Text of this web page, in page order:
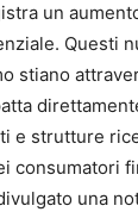
un
Questi
stiano
e strutture
consumatori
una